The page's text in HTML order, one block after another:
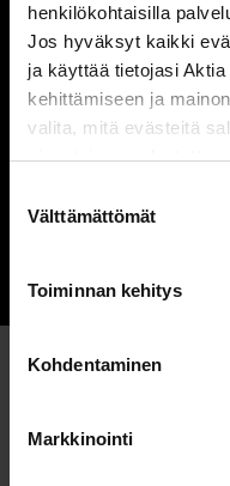
henkilökohtaisilla
Jos hyväksyt kaikki
ja käyttää tietojasi
kehittämiseen ja
valita, mitä evästeitä
sivustojemme
valinta
Välttämättömät
Toiminnan kehitys
Kohdentaminen
Markkinointi
”Kukaan ei ole
Singh Montell oppii
kanssa
Blogit ja artikkelit
Uutisarkistoon